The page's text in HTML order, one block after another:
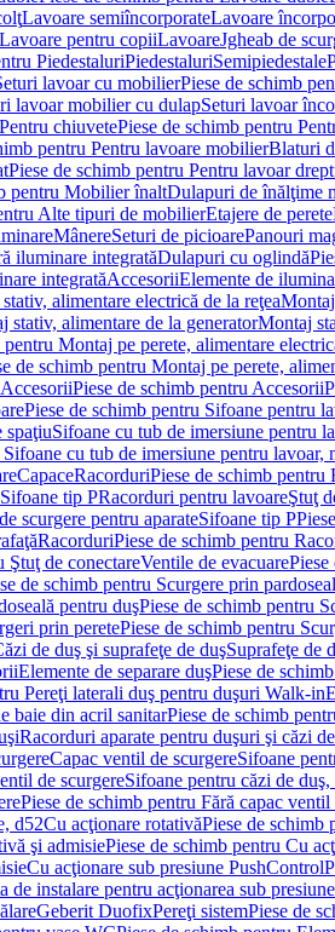
Lavoare semiîncorporateLavoare
pentru copiiLavoareJgheab de
PiedestaluriPiedestaluriSemipiedestale
lavoar cu mobilierPiese de schimb
lavoar mobilier cu dulapSeturi lavoar
Pentru chiuvetePiese de schimb pentru
pentru Pentru lavoare mobilierBlaturi
Piese de schimb pentru Pentru lavoar
pentru Mobilier înaltDulapuri de înălţime
Alte tipuri de mobilierEtajere de perete
MânereSeturi de picioarePanouri
iluminare integratăDulapuri cu oglindă
integratăAccesoriiElemente de
alimentare electrică de la reţea
stativ, alimentare de la generatorMontaj
Montaj pe perete, alimentare
de schimb pentru Montaj pe perete,
AccesoriiPiese de schimb pentru Accesorii
Piese de schimb pentru Sifoane pentru
spaţiuSifoane cu tub de imersiune pentru
cu tub de imersiune pentru lavoar,
CapaceRacorduriPiese de schimb pentru
tip PRacorduri pentru lavoareŞtuţ
scurgere pentru aparateSifoane tip P
RacorduriPiese de schimb pentru
Ştuţ de conectareVentile de evacuare
de schimb pentru Scurgere prin
pentru duşPiese de schimb pentru
prin peretePiese de schimb pentru
de duş şi suprafeţe de duşSuprafeţe de
Elemente de separare duşPiese de
Pereţi laterali duş pentru duşuri Walk-in
baie din acril sanitarPiese de schimb
Racorduri aparate pentru duşuri şi căzi
Capac ventil de scurgereSifoane
de scurgereSifoane pentru căzi de duş,
Piese de schimb pentru Fără capac ventil
d52Cu acţionare rotativăPiese de schimb
şi admisiePiese de schimb pentru Cu
Cu acţionare sub presiune PushControl
de instalare pentru acţionarea sub
Geberit DuofixPereţi sistemPiese de